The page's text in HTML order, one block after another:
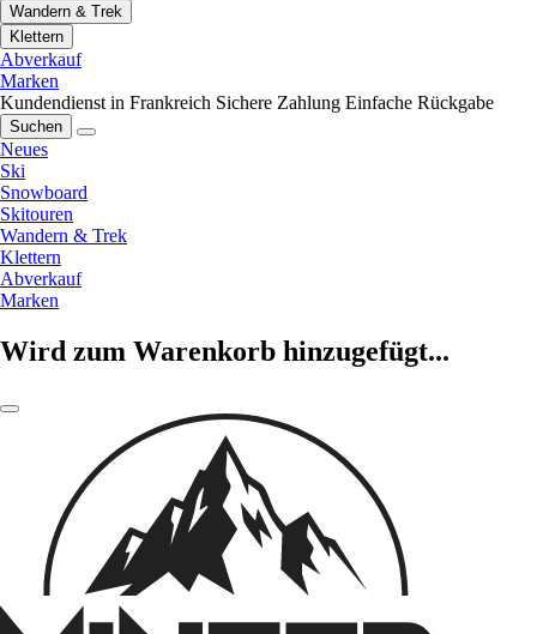
Wandern & Trek
Klettern
Abverkauf
Marken
Kundendienst in Frankreich Sichere Zahlung Einfache Rückgabe
Suchen
Neues
Ski
Snowboard
Skitouren
Wandern & Trek
Klettern
Abverkauf
Marken
Wird zum Warenkorb hinzugefügt...